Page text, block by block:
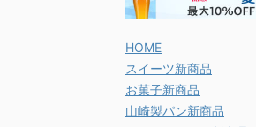
HOME
スイーツ新商品
お菓子新商品
山崎製パン新商品